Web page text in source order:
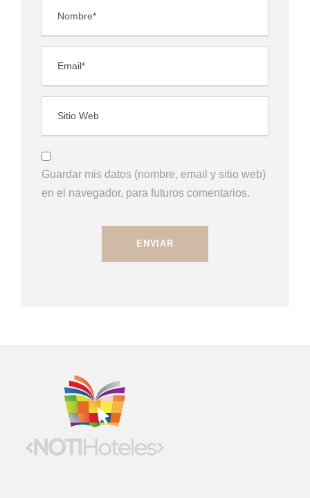
Guardar mis datos (nombre, email y sitio web)
en el navegador, para futuros comentarios.